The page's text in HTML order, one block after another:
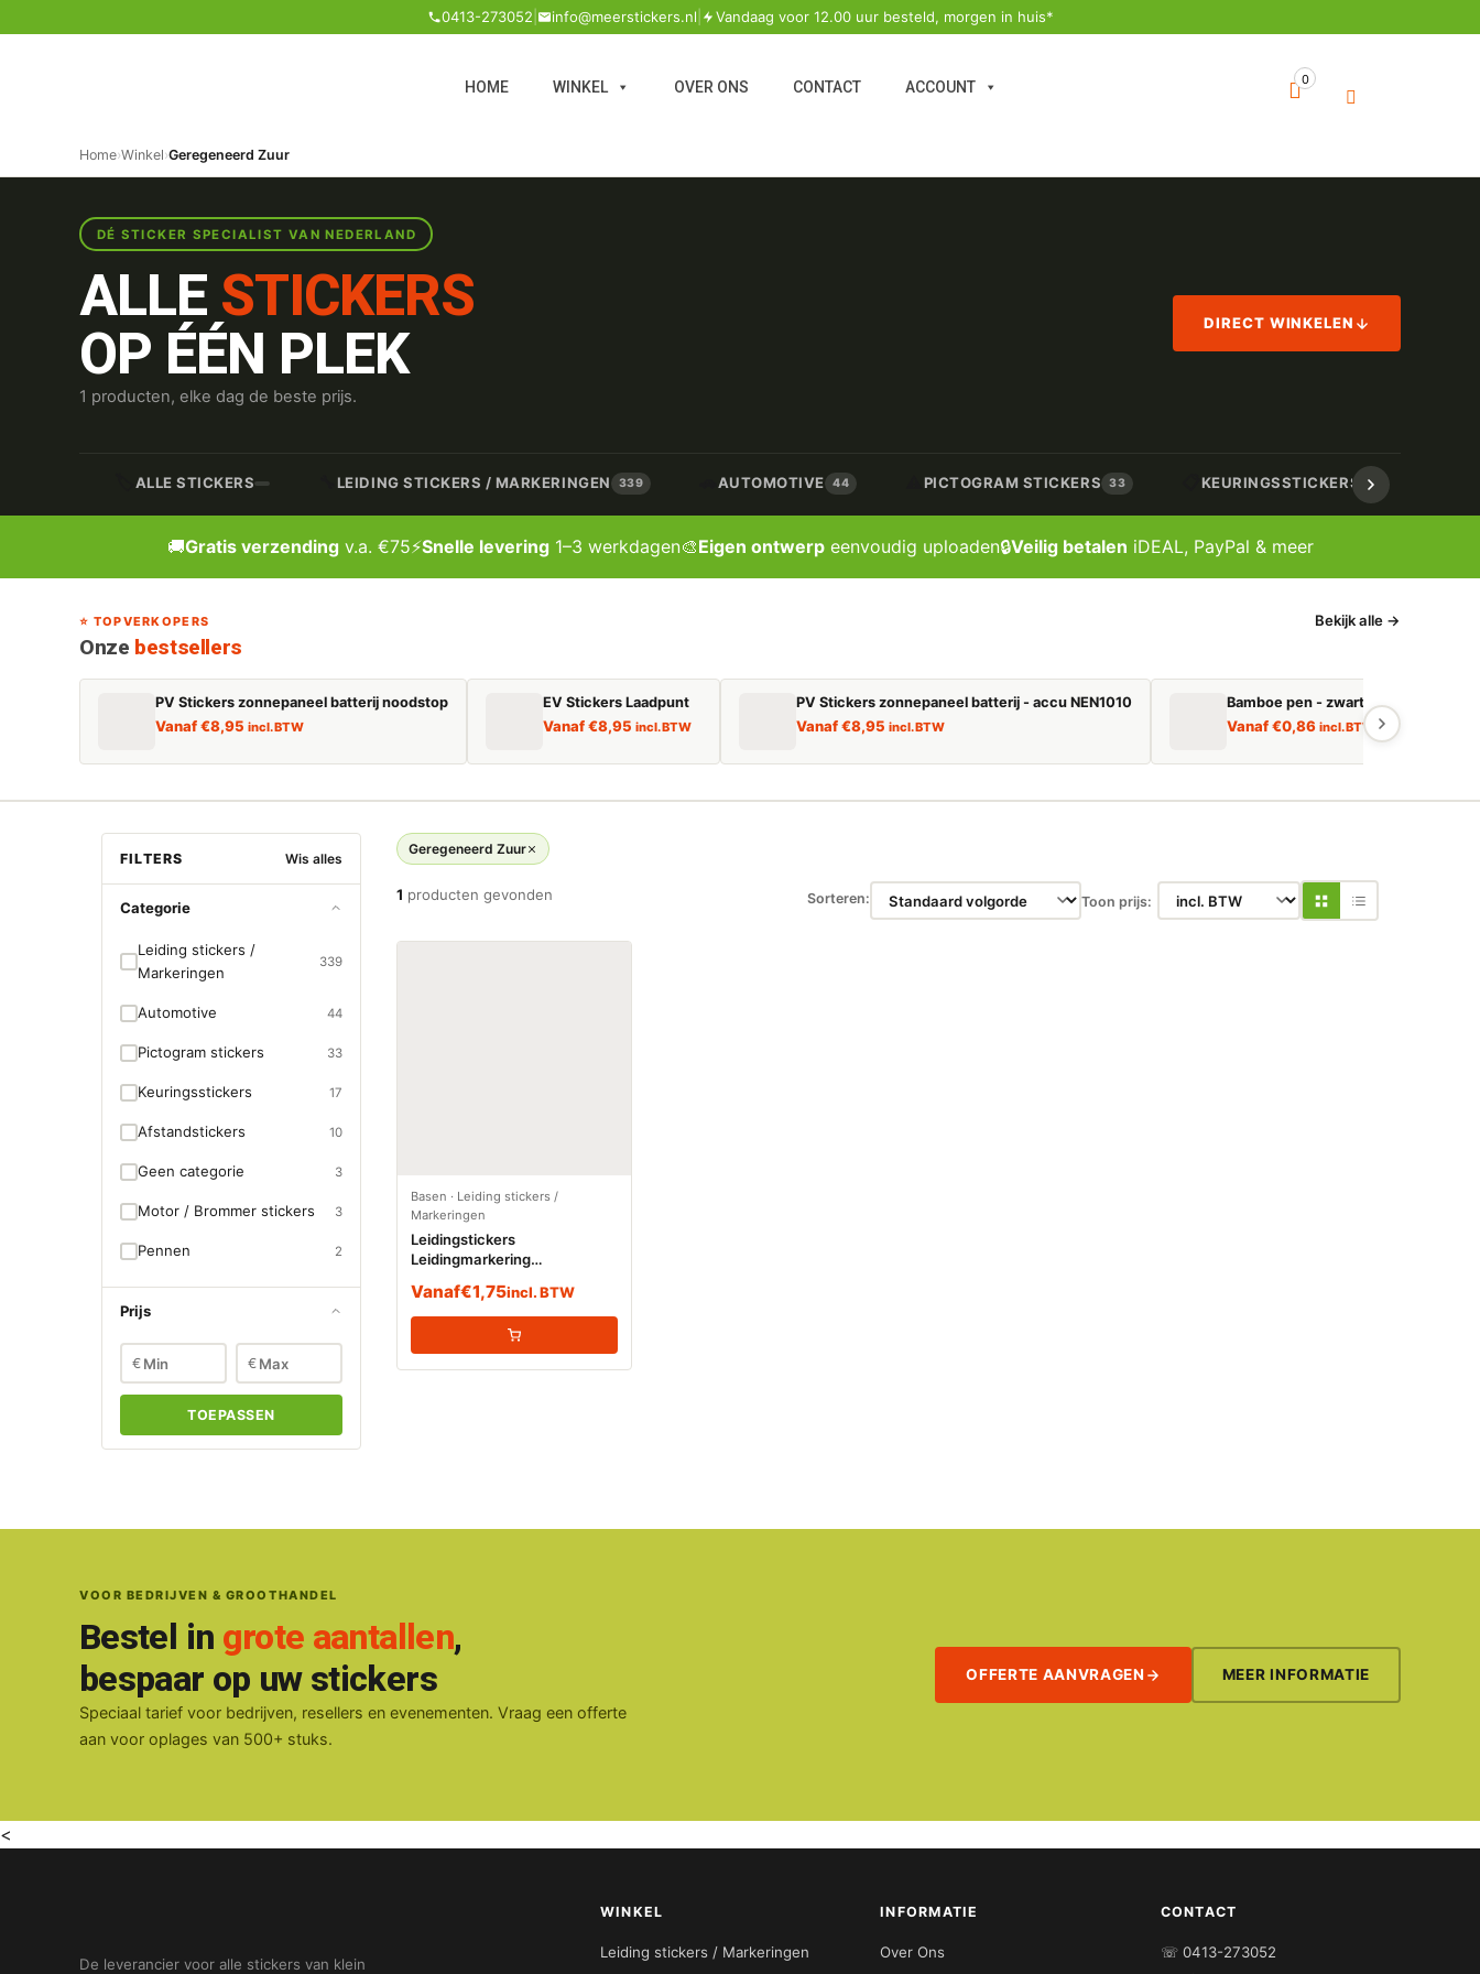
0413-273052 info@meerstickers.nl Vandaag voor 12.00 uur besteld, morgen in huis*
HOME WINKEL OVER ONS CONTACT ACCOUNT 0
Home›Winkel›Geregeneerd Zuur
DÉ STICKER SPECIALIST VAN NEDERLAND
ALLE STICKERS
OP ÉÉN PLEK
1 producten, elke dag de beste prijs.
DIRECT WINKELEN
ALLE STICKERS LEIDING STICKERS / MARKERINGEN 339 AUTOMOTIVE 44 PICTOGRAM STICKERS 33 KEURINGSSTICKERS 17
🚚Gratis verzendingv.a. €75⚡Snelle levering1–3 werkdagen🎨Eigen ontwerpeenvoudig uploaden🔒Veilig betalen iDEAL, PayPal & meer
⭐ TOPVERKOPERS
Onze bestsellers
Bekijk alle →
PV Stickers zonnepaneel batterij noodstop
Vanaf€8,95 incl. BTW
EV Stickers Laadpunt
Vanaf€8,95 incl. BTW
PV Stickers zonnepaneel batterij - accu NEN1010
Vanaf€8,95 incl. BTW
Bamboe pen - zwart schrijvend
Vanaf€0,86 incl. BTW
FILTERS Wis alles
Categorie
Leiding stickers /
Markeringen
339
Automotive 44
Pictogram stickers 33
Keuringsstickers 17
Afstandstickers 10
Geen categorie 3
Motor / Brommer stickers 3
Pennen 2
Prijs
€ €
TOEPASSEN
Geregeneerd Zuur
1 producten gevonden Sorteren: Toon prijs:
Basen · Leiding stickers /
Markeringen
Leidingstickers
Leidingmarkering
Vanaf€1,75incl. BTW
VOOR BEDRIJVEN & GROOTHANDEL
Bestel in grote aantallen,
bespaar op uw stickers
Speciaal tarief voor bedrijven, resellers en evenementen. Vraag een offerte
aan voor oplages van 500+ stuks.
OFFERTE AANVRAGEN MEER INFORMATIE
<
De leverancier voor alle stickers van klein
WINKEL
Leiding stickers / Markeringen
INFORMATIE
Over Ons
CONTACT
☏ 0413-273052